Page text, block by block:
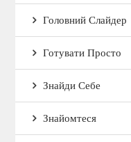
Головний Слайдер
Готувати Просто
Знайди Себе
Знайомтеся